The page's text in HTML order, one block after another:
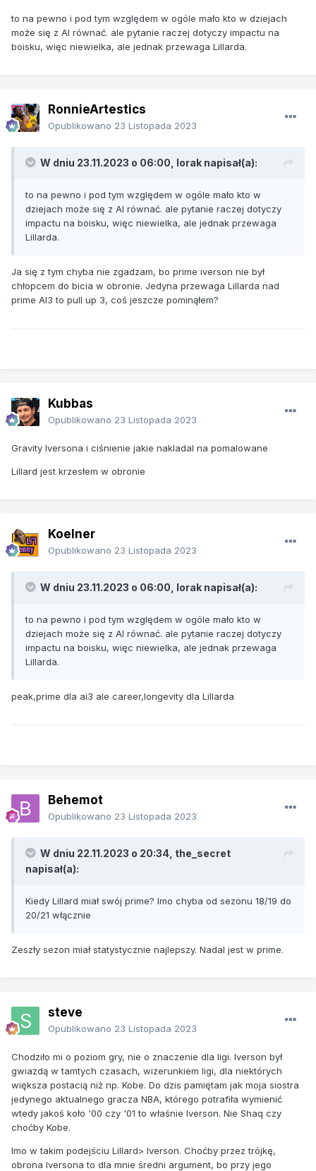
to na pewno i pod tym względem w ogóle mało kto w dziejach
może się z AI równać. ale pytanie raczej dotyczy impactu na
boisku, więc niewielka, ale jednak przewaga Lillarda.
RonnieArtestics
Opublikowano 23 Listopada 2023
W dniu 23.11.2023 o 06:00, lorak napisał(a):
to na pewno i pod tym względem w ogóle mało kto w
dziejach może się z AI równać. ale pytanie raczej dotyczy
impactu na boisku, więc niewielka, ale jednak przewaga
Lillarda.
Ja się z tym chyba nie zgadzam, bo prime iverson nie był
chłopcem do bicia w obronie. Jedyna przewaga Lillarda nad
prime AI3 to pull up 3, coś jeszcze pominąłem?
Kubbas
Opublikowano 23 Listopada 2023
Gravity Iversona i ciśnienie jakie nakladal na pomalowane
Lillard jest krzesłem w obronie
Koelner
Opublikowano 23 Listopada 2023
W dniu 23.11.2023 o 06:00, lorak napisał(a):
to na pewno i pod tym względem w ogóle mało kto w
dziejach może się z AI równać. ale pytanie raczej dotyczy
impactu na boisku, więc niewielka, ale jednak przewaga
Lillarda.
peak,prime dla ai3 ale career,longevity dla Lillarda
Behemot
Opublikowano 23 Listopada 2023
W dniu 22.11.2023 o 20:34, the_secret
napisał(a):
Kiedy Lillard miał swój prime? Imo chyba od sezonu 18/19 do
20/21 włącznie
Zeszły sezon miał statystycznie najlepszy. Nadal jest w prime.
steve
Opublikowano 23 Listopada 2023
Chodziło mi o poziom gry, nie o znaczenie dla ligi. Iverson był
gwiazdą w tamtych czasach, wizerunkiem ligi, dla niektórych
większa postacią niż np. Kobe. Do dzis pamiętam jak moja siostra
jedynego aktualnego gracza NBA, którego potrafiła wymienić
wtedy jakoś koło '00 czy '01 to właśnie Iverson. Nie Shaq czy
choćby Kobe.
Imo w takim podejściu Lillard> Iverson. Choćby przez trójkę,
obrona Iversona to dla mnie średni argument, bo przy jego